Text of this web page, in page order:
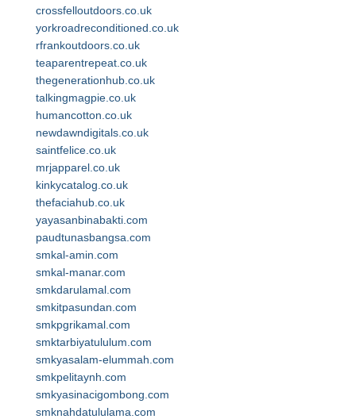
crossfelloutdoors.co.uk
yorkroadreconditioned.co.uk
rfrankoutdoors.co.uk
teaparentrepeat.co.uk
thegenerationhub.co.uk
talkingmagpie.co.uk
humancotton.co.uk
newdawndigitals.co.uk
saintfelice.co.uk
mrjapparel.co.uk
kinkycatalog.co.uk
thefaciahub.co.uk
yayasanbinabakti.com
paudtunasbangsa.com
smkal-amin.com
smkal-manar.com
smkdarulamal.com
smkitpasundan.com
smkpgrikamal.com
smktarbiyatululum.com
smkyasalam-elummah.com
smkpelitaynh.com
smkyasinacigombong.com
smknahdatululama.com